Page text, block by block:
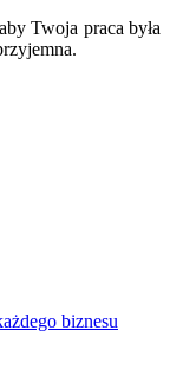
Twoja praca była
biznesu